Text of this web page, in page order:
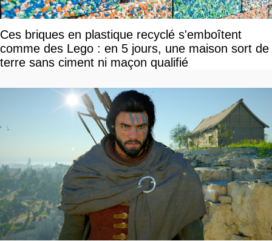
Ces briques en plastique recyclé s'emboîtent
comme des Lego : en 5 jours, une maison sort de
terre sans ciment ni maçon qualifié